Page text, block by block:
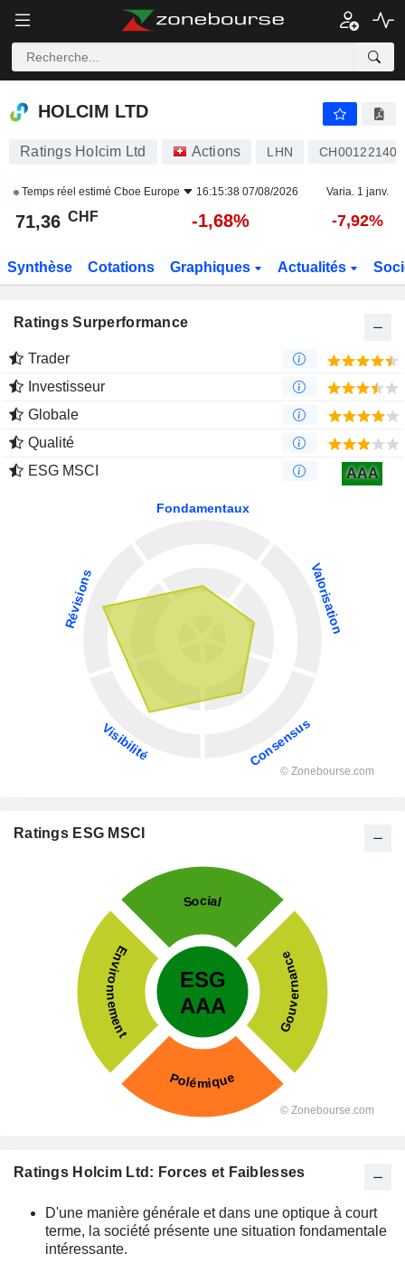
HOLCIM LTD
HOLCIM LTD
Ratings Holcim Ltd Actions LHN
Temps réel estimé Cboe Europe 16:15:38 07/08/2026 Varia. 1 janv.
71,36 CHF -1,68% -7,92%
Synthèse Cotations Graphiques Actualités
Ratings Surperformance
Trader
Investisseur
Globale
Qualité
ESG MSCI
AAA
Ratings ESG MSCI
Ratings Holcim Ltd: Forces et Faiblesses
D'une manière générale et dans une optique à court
terme, la société présente une situation fondamentale
intéressante.